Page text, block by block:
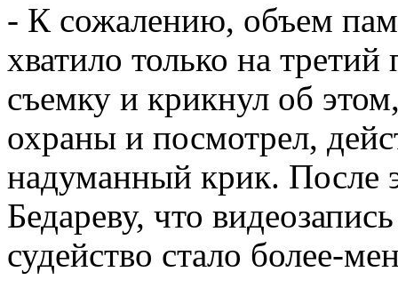
- К сожалению, объем
хватило только на
съемку и крикнул об
охраны и посмотрел,
надуманный крик. После
Бедареву, что
судейство стало более-